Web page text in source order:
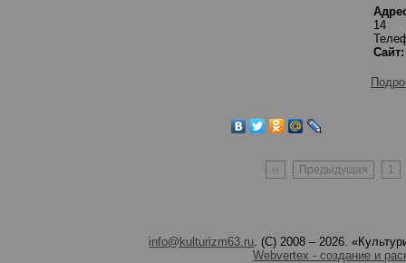
14
Сайт:
‹‹ Предыдущая 1
info@kulturizm63.ru. (C) 2008 – 2026.
Webvertex - создание и